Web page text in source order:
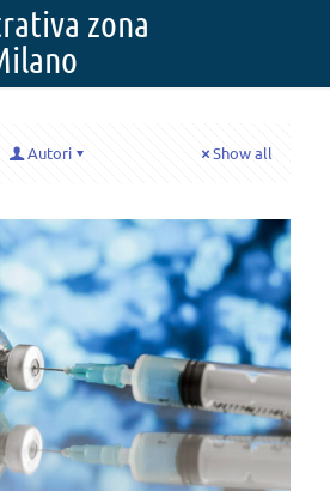
zona
Autori Show all